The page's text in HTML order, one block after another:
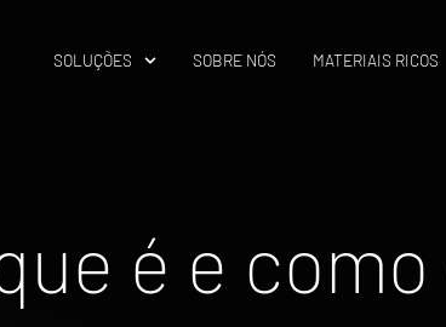
SOLUÇÕES SOBRE NÓS MATERIAIS RICOS
é e